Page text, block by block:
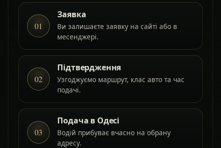
01
Заявка
Ви залишаєте заявку на сайті або в
месенджері.
02
Підтвердження
Узгоджуємо маршрут, клас авто та час
подачі.
03
Подача в Одесі
Водій прибуває вчасно на обрану
адресу.